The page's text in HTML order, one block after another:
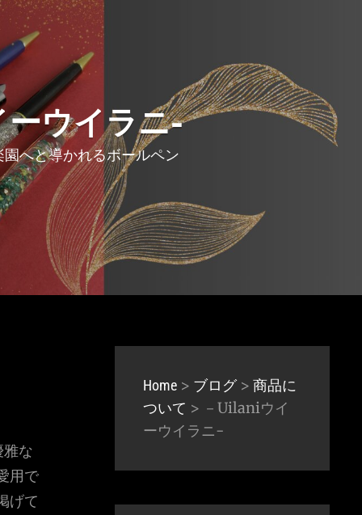
ウイラニ-
へと導かれるボールペン
な
用で
げて
Home > ブログ>商品に
ついて > －Uilaniウイ
ーウイラニ-